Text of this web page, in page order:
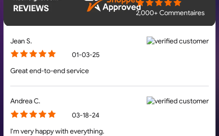
2,000+ Commentaires
Jean S.
01-03-25
Great end-to-end service
Andrea C.
03-18-24
I'm very happy with everything.